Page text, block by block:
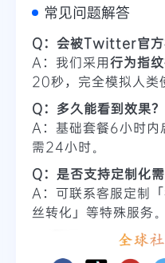
常见问题解答
Q：会被Twitter官方
A：我们采用行为指
20秒，完全模拟人类
Q：多久能看到效果？
A：基础套餐6小时内
需24小时。
Q：是否支持定制化需
A：可联系客服定制
丝转化」等特殊服务。